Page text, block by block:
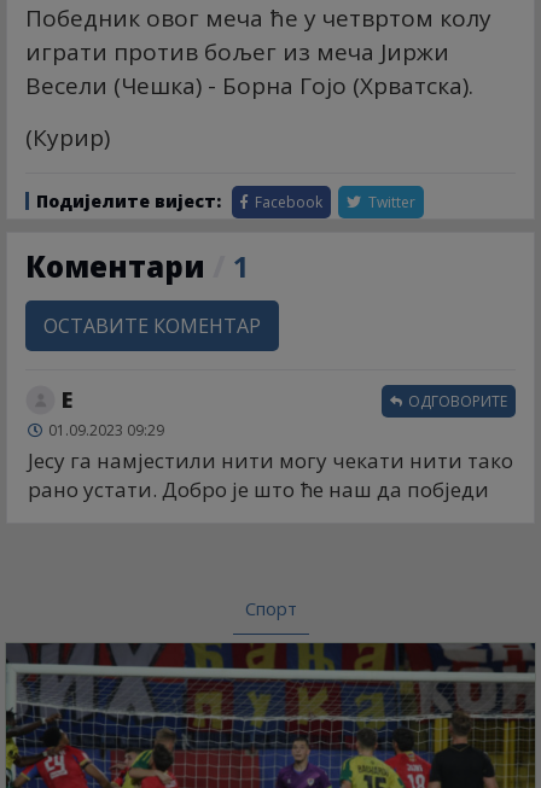
Победник овог меча ће у четвртом колу
играти против бољег из меча Јиржи
Весели (Чешка) - Борна Гојо (Хрватска).
(Курир)
Подијелите вијест: Facebook Twitter
Коментари 1
ОСТАВИТЕ КОМЕНТАР
Е
01.09.2023 09:29
Јесу га намјестили нити могу чекати нити тако
рано устати. Добро је што ће наш да побједи
ОДГОВОРИТЕ
Спорт